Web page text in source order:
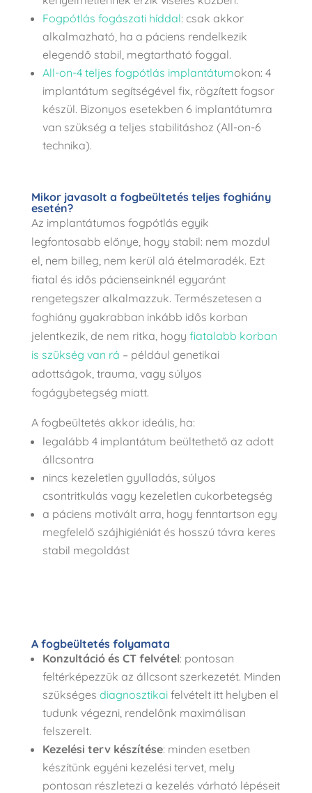
Fogpótlás fogászati híddal: csak akkor
alkalmazható, ha a páciens rendelkezik
elegendő stabil, megtartható foggal.
All-on-4 teljes fogpótlás implantátumokon: 4
implantátum segítségével fix, rögzített fogsor
készül. Bizonyos esetekben 6 implantátumra
van szükség a teljes stabilitáshoz (All-on-6
technika).
Mikor javasolt a fogbeültetés teljes foghiány
esetén?
Az implantátumos fogpótlás egyik
legfontosabb előnye, hogy stabil: nem mozdul
el, nem billeg, nem kerül alá ételmaradék. Ezt
fiatal és idős pácienseinknél egyaránt
rengetegszer alkalmazzuk. Természetesen a
foghiány gyakrabban inkább idős korban
jelentkezik, de nem ritka, hogy fiatalabb korban
is szükség van rá – például genetikai
adottságok, trauma, vagy súlyos
fogágybetegség miatt.
A fogbeültetés akkor ideális, ha:
legalább 4 implantátum beültethető az adott
állcsontra
nincs kezeletlen gyulladás, súlyos
csontritkulás vagy kezeletlen cukorbetegség
a páciens motivált arra, hogy fenntartson egy
megfelelő szájhigiéniát és hosszú távra keres
stabil megoldást
A fogbeültetés folyamata
Konzultáció és CT felvétel: pontosan
feltérképezzük az állcsont szerkezetét. Minden
szükséges diagnosztikaifelvételt itt helyben el
tudunk végezni, rendelőnk maximálisan
felszerelt.
Kezelési terv készítése: minden esetben
készítünk egyéni kezelési tervet, mely
pontosan részletezi a kezelés várható lépéseit